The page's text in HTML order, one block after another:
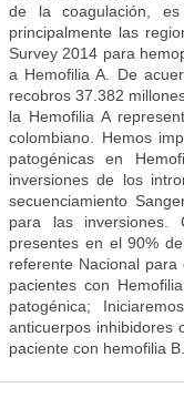
de la coagulación,
principalmente las
Survey 2014 para
a Hemofilia A. De
recobros 37.382
la Hemofilia A
colombiano. Hemos
patogénicas en
inversiones de los
secuenciamiento
para las inversiones.
presentes en el 90%
referente Nacional
pacientes con
patogénica;
anticuerpos inhibidores
paciente con hemofilia B.